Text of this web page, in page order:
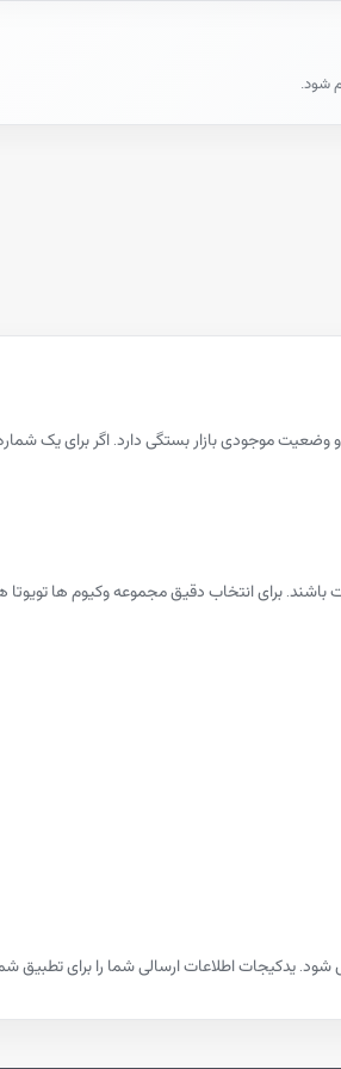
شود.
وضعیت موجودی بازار بستگی دارد. اگر برای
باشند. برای انتخاب دقیق مجموعه وکیوم ها
اطلاعات ارسالی شما را برای تطبیق